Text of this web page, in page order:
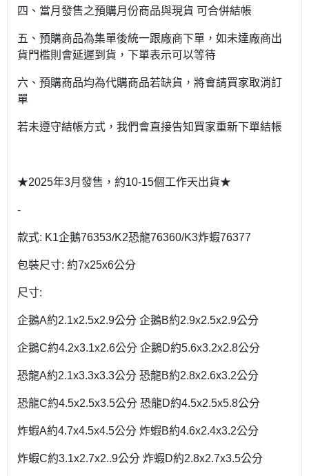
四、當月發售之預購月份商品與現貨 可合併結帳
五、預購商品為集單後統一跟廠商下單，如未達廠商出
貨門檻則會延遲到貨，下單表示可以等待
六、預購商品均為代購商品若缺貨，將會請買家取消訂
單
若未遵守結帳方式，我們會直接告知買家重新下單結帳
★2025年3月發售，約10-15個工作天出貨★
-
款式: K1企鵝76353/K2恐龍76360/K3炸蝦76377
包裝尺寸: 約7x25x6公分
尺寸:
企鵝A約2.1x2.5x2.9公分 企鵝B約2.9x2.5x2.9公分
企鵝C約4.2x3.1x2.6公分 企鵝D約5.6x3.2x2.8公分
恐龍A約2.1x3.3x3.3公分 恐龍B約2.8x2.6x3.2公分
恐龍C約4.5x2.5x3.5公分 恐龍D約4.5x2.5x5.8公分
炸蝦A約4.7x4.5x4.5公分 炸蝦B約4.6x2.4x3.2公分
炸蝦C約3.1x2.7x2..9公分 炸蝦D約2.8x2.7x3.5公分